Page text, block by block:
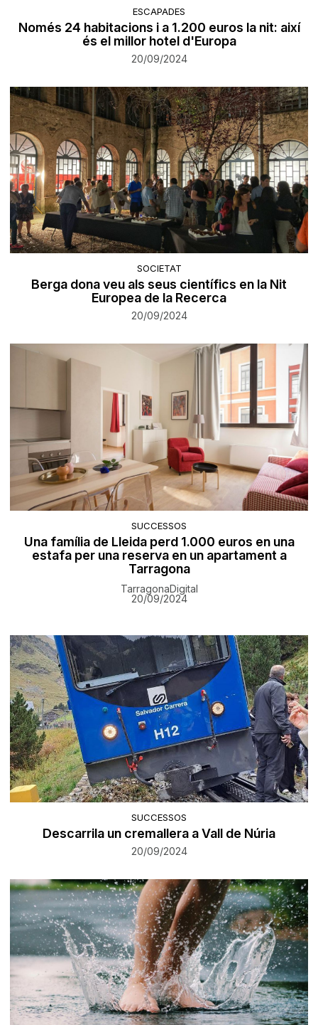
ESCAPADES
Només 24 habitacions i a 1.200 euros la nit: així
és el millor hotel d'Europa
20/09/2024
SOCIETAT
Berga dona veu als seus científics en la Nit
Europea de la Recerca
20/09/2024
SUCCESSOS
Una família de Lleida perd 1.000 euros en una
estafa per una reserva en un apartament a
Tarragona
TarragonaDigital
20/09/2024
SUCCESSOS
Descarrila un cremallera a Vall de Núria
20/09/2024